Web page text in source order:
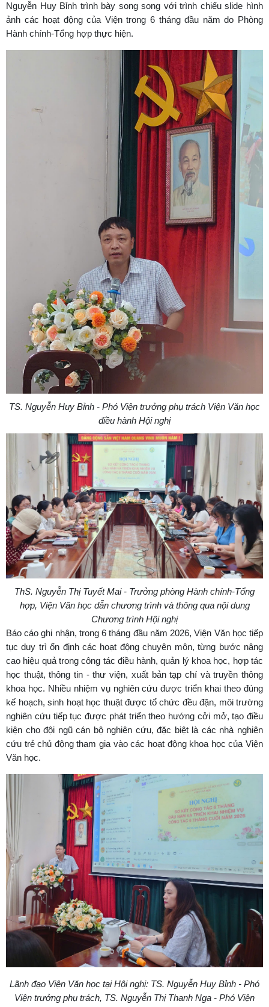
Nguyễn Huy Bỉnh trình bày song song với trình chiếu slide hình
ảnh các hoạt động của Viện trong 6 tháng đầu năm do Phòng
Hành chính-Tổng hợp thực hiện.
TS. Nguyễn Huy Bỉnh - Phó Viện trưởng phụ trách Viện Văn học
điều hành Hội nghị
ThS. Nguyễn Thị Tuyết Mai - Trưởng phòng Hành chính-Tổng
hợp, Viện Văn học dẫn chương trình và thông qua nội dung
Chương trình Hội nghị
Báo cáo ghi nhận, trong 6 tháng đầu năm 2026, Viện Văn học tiếp
tục duy trì ổn định các hoạt động chuyên môn, từng bước nâng
cao hiệu quả trong công tác điều hành, quản lý khoa học, hợp tác
học thuật, thông tin - thư viện, xuất bản tạp chí và truyền thông
khoa học. Nhiều nhiệm vụ nghiên cứu được triển khai theo đúng
kế hoạch, sinh hoạt học thuật được tổ chức đều đặn, môi trường
nghiên cứu tiếp tục được phát triển theo hướng cởi mở, tạo điều
kiện cho đội ngũ cán bộ nghiên cứu, đặc biệt là các nhà nghiên
cứu trẻ chủ động tham gia vào các hoạt động khoa học của Viện
Văn học.
Lãnh đạo Viện Văn học tại Hội nghị: TS. Nguyễn Huy Bỉnh - Phó
Viện trưởng phụ trách, TS. Nguyễn Thị Thanh Nga - Phó Viện